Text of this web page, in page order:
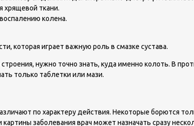
хрящевой ткани.
колена.
которая играет важную роль в смазке сустава.
нужно точно знать, куда именно колоть. В
только таблетки или мази.
по характеру действия. Некоторые борются
заболевания врач может назначать сразу